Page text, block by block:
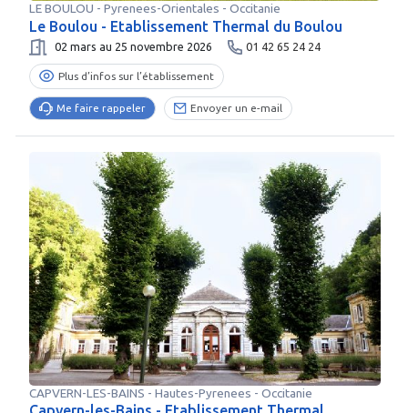
LE BOULOU - Pyrenees-Orientales - Occitanie
Le Boulou - Etablissement Thermal du Boulou
02 mars au 25 novembre 2026 01 42 65 24 24
Plus d’infos sur l’établissement
Me faire rappeler Envoyer un e-mail
CAPVERN-LES-BAINS - Hautes-Pyrenees - Occitanie